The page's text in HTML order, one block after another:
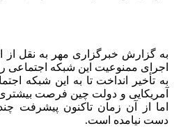
به گزارش خبرگزاری مهر به نقل از
به تأخیر انداخت تا به این شبکه
آمریکایی و دولت چین فرصت بیشتری
اما از آن زمان تاکنون پیشرفت
دست نیامده است.